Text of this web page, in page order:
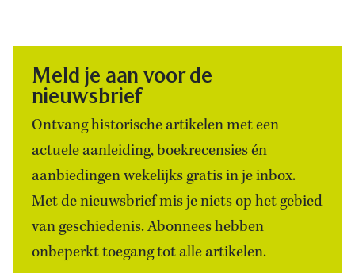
Meld je aan voor de
nieuwsbrief
Ontvang historische artikelen met een
actuele aanleiding, boekrecensies én
aanbiedingen wekelijks gratis in je inbox.
Met de nieuwsbrief mis je niets op het gebied
van geschiedenis. Abonnees hebben
onbeperkt toegang tot alle artikelen.